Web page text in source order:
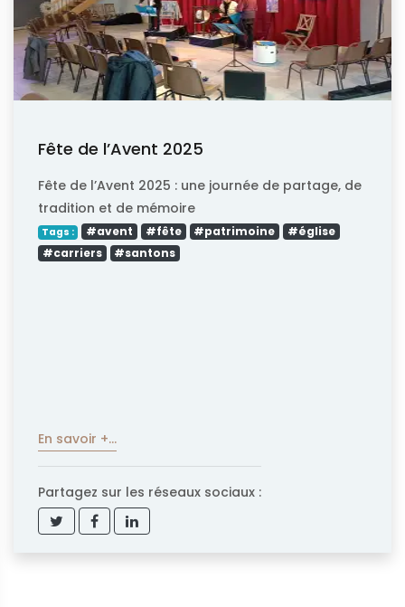
Fête de l’Avent 2025
Fête de l’Avent 2025 : une journée de partage, de
tradition et de mémoire
Tags : #avent #fête #patrimoine
#église
#carriers
#santons
En savoir +...
Partagez sur les réseaux sociaux :